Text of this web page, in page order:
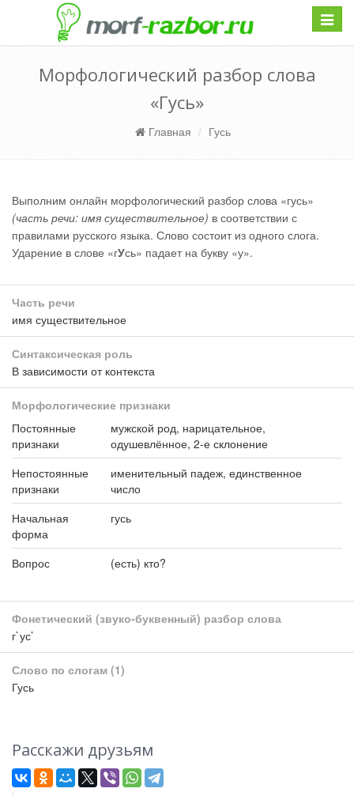
Морфологический разбор слова
«Гусь»
Главная Гусь
Выполним онлайн морфологический разбор слова «гусь»
(часть речи: имя существительное) в соответствии с
правилами русского языка. Слово состоит из одного слога.
Ударение в слове «гУсь» падает на букву «у».
Часть речи
имя существительное
Синтаксическая роль
В зависимости от контекста
Морфологические признаки
Постоянные
признаки
мужской род, нарицательное,
одушевлённое, 2-е склонение
Непостоянные
признаки
именительный падеж, единственное
число
Начальная
форма
гусь
Вопрос (есть) кто?
Фонетический (звуко-буквенный) разбор слова
г`ус’
Слово по слогам (1)
Гусь
Расскажи друзьям